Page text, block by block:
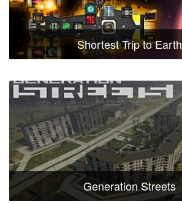
Shortest Trip to Earth
Generation Streets